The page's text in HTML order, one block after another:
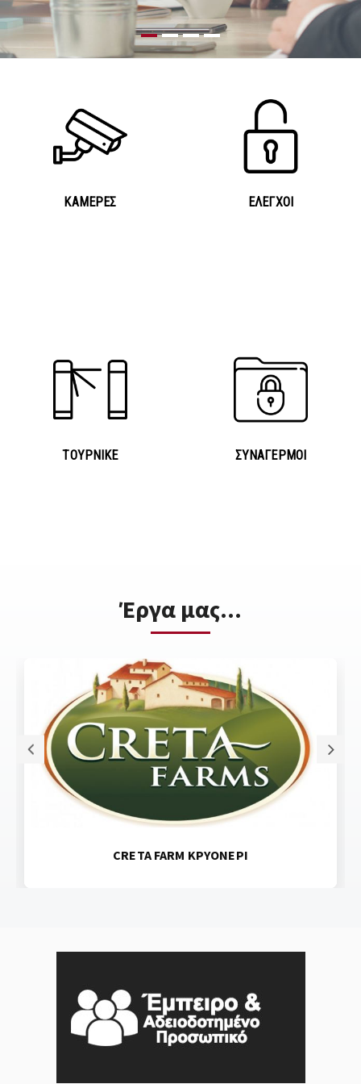
ΚΑΜΕΡΕΣ ΕΛΕΓΧΟΙ
ΤΟΥΡΝΙΚΕ ΣΥΝΑΓΕΡΜΟΙ
Έργα μας...
CRETA FARM ΚΡΥΟΝΕΡΙ